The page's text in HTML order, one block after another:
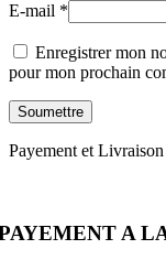
E-mail *
Enregistrer mon
pour mon prochain
Payement et Livraison
A